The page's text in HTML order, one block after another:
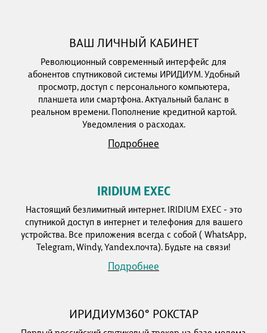
ВАШ ЛИЧНЫЙ КАБИНЕТ
Революционный современный интерфейс для
абонентов спутниковой системы ИРИДИУМ. Удобный
просмотр, доступ с персонального компьютера,
планшета или смартфона. Актуальный баланс в
реальном времени. Пополнение кредитной картой.
Уведомления о расходах.
Подробнее
IRIDIUM EXEC
Настоящий безлимитный интернет. IRIDIUM EXEC - это
спутникой доступ в интернет и телефония для вашего
устройства. Все приложения всегда с собой ( WhatsApp,
Telegram, Windy, Yandex.почта). Будьте на связи!
Подробнее
ИРИДИУМ360° РОКСТАР